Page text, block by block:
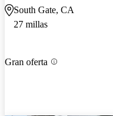
South Gate, CA
27 millas
Gran oferta